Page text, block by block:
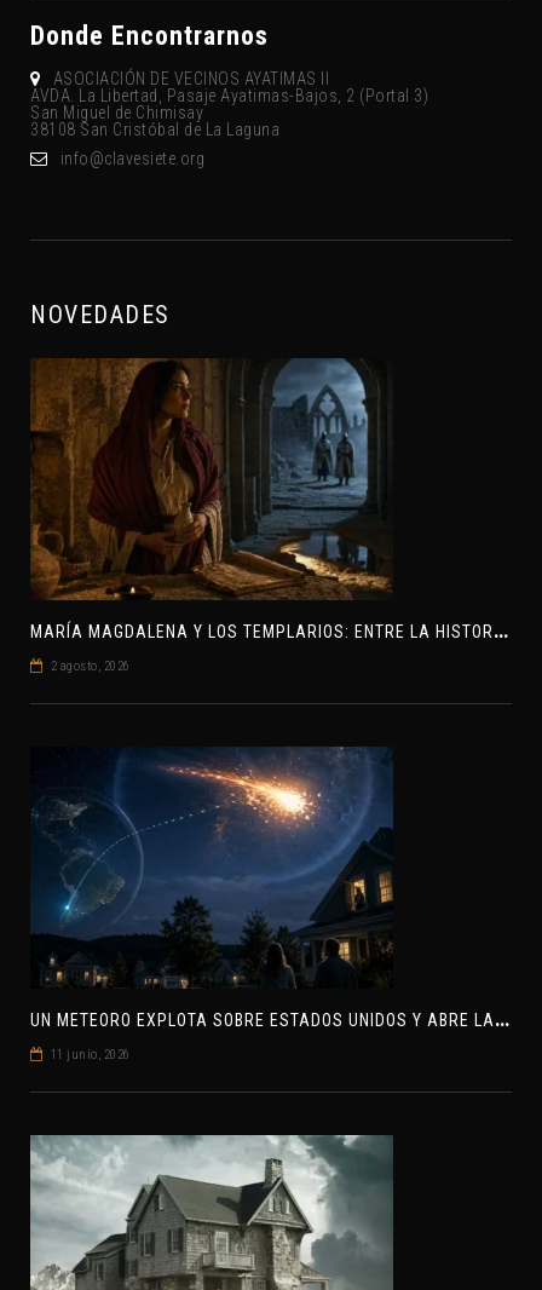
Donde Encontrarnos
ASOCIACIÓN DE VECINOS AYATIMAS II
AVDA. La Libertad, Pasaje Ayatimas-Bajos, 2 (Portal 3)
San Miguel de Chimisay
38108 San Cristóbal de La Laguna
gro.eteisevalc@ofni
NOVEDADES
M
ARÍA MAGDALENA Y LOS TEMPLARIOS: ENTRE LA HISTORIA Y EL MISTERIO
2 agosto, 2026
U
N METEORO EXPLOTA SOBRE ESTADOS UNIDOS Y ABRE LA PISTA DE POLAR-IM, UN POSIBLE VISITANTE INTERESTELAR
11 junio, 2026